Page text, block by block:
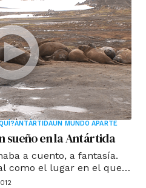
ANTÁRTIDAUN MUNDO APARTE
sueño en la Antártida
a cuento, a fantasía.
como el lugar en el que
nos dirigíamos allí.